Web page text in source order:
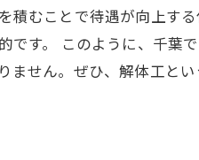
むことで待遇が向上す
す。 このように、千葉
せん。ぜひ、解体工とい